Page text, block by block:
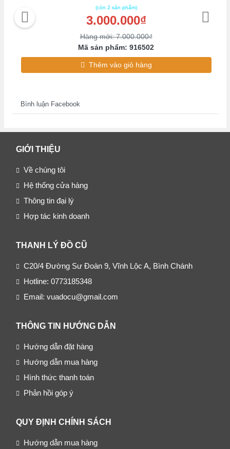
(còn 2 sản phẩm)
3.000.000₫
Hàng mới: 7.000.000₫
Mã sản phẩm: 916502
Thêm vào giỏ hàng
Bình luận Facebook
GIỚI THIỆU
Về chúng tôi
Hệ thống cửa hàng
Thông tin đại lý
Hợp tác kinh doanh
THANH LÝ ĐỒ CŨ
C20/4 Đường Sư Đoàn 9, Vĩnh Lộc A, Bình Chánh
Hotline: 0773185348
Email: vuadocu@gmail.com
THÔNG TIN HƯỚNG DẪN
Hướng dẫn đặt hàng
Hướng dẫn mua hàng
Hình thức thanh toán
Phản hồi góp ý
QUY ĐỊNH CHÍNH SÁCH
Hướng dẫn mua hàng